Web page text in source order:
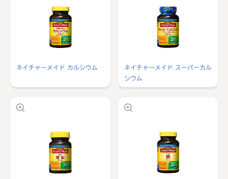
ネイチャーメイド カルシウム
ネイチャーメイド スーパーカル
シウム